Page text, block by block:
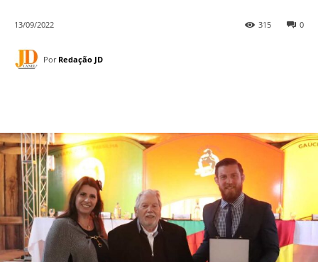
13/09/2022 0
315
Por Redação JD